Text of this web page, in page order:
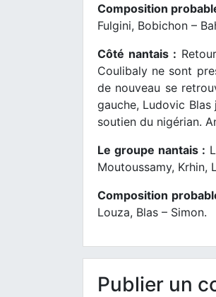
Composition
Fulgini, Bobichon –
Côté nantais :
Coulibaly ne sont
de nouveau se
gauche, Ludovic
soutien du nigérian.
Le groupe nantais :
Moutoussamy, Krhin,
Composition
Louza, Blas – Simon.
Publier un